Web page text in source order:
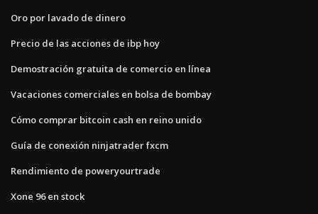
Oro por lavado de dinero
Precio de las acciones de ibp hoy
Demostración gratuita de comercio en línea
Vacaciones comerciales en bolsa de bombay
Cómo comprar bitcoin cash en reino unido
Guía de conexión ninjatrader fxcm
Rendimiento de poweryourtrade
Xone 96 en stock